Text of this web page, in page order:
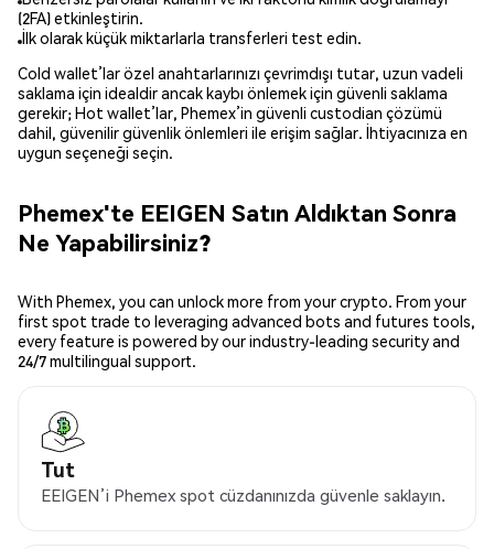
(2FA) etkinleştirin.
İlk olarak küçük miktarlarla transferleri test edin.
Cold wallet’lar özel anahtarlarınızı çevrimdışı tutar, uzun vadeli
saklama için idealdir ancak kaybı önlemek için güvenli saklama
gerekir; Hot wallet’lar, Phemex’in güvenli custodian çözümü
dahil, güvenilir güvenlik önlemleri ile erişim sağlar. İhtiyacınıza en
uygun seçeneği seçin.
Phemex'te EEIGEN Satın Aldıktan Sonra
Ne Yapabilirsiniz?
With Phemex, you can unlock more from your crypto. From your
first spot trade to leveraging advanced bots and futures tools,
every feature is powered by our industry-leading security and
24/7 multilingual support.
Tut
EEIGEN’i Phemex spot cüzdanınızda güvenle saklayın.